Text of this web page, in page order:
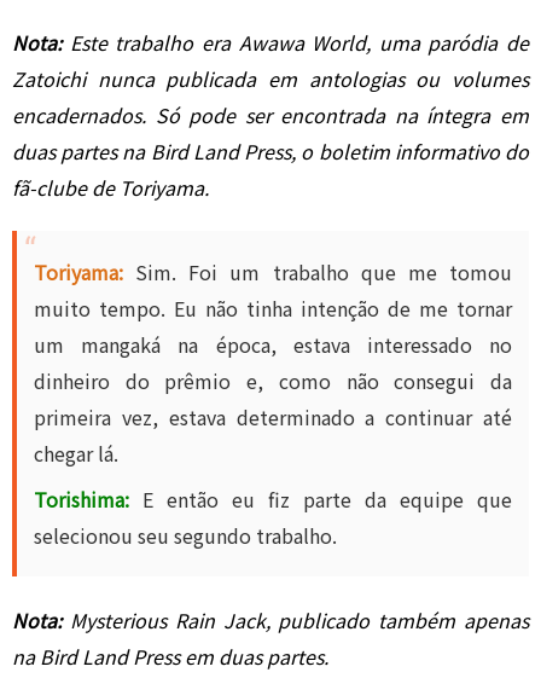
Nota: Este trabalho era Awawa World, uma paródia de
Zatoichi nunca publicada em antologias ou volumes
encadernados. Só pode ser encontrada na íntegra em
duas partes na Bird Land Press, o boletim informativo do
fã-clube de Toriyama.
Toriyama: Sim. Foi um trabalho que me tomou
muito tempo. Eu não tinha intenção de me tornar
um mangaká na época, estava interessado no
dinheiro do prêmio e, como não consegui da
primeira vez, estava determinado a continuar até
chegar lá.
Torishima: E então eu fiz parte da equipe que
selecionou seu segundo trabalho.
Nota: Mysterious Rain Jack, publicado também apenas
na Bird Land Press em duas partes.